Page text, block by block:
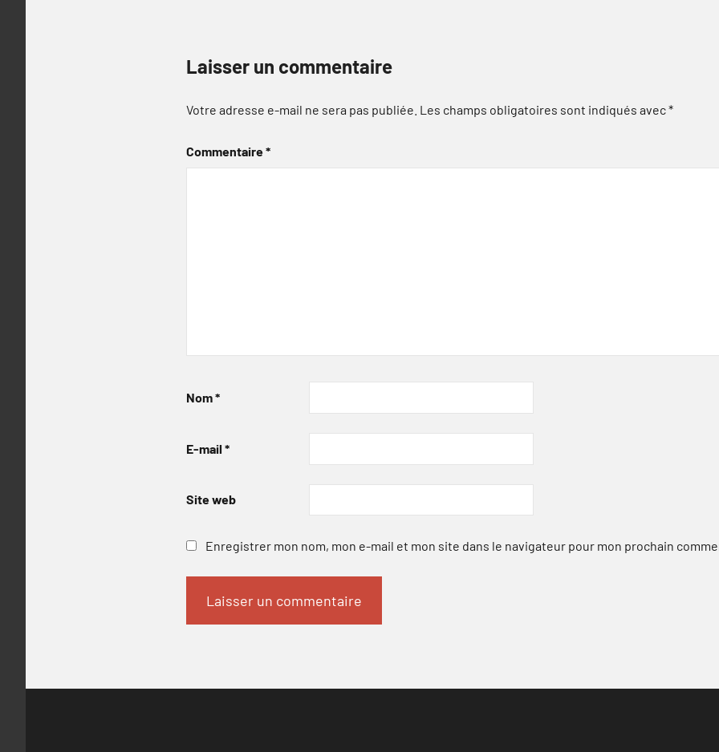
Laisser un commentaire
Votre adresse e-mail ne sera pas publiée. Les champs obligatoires sont indiqués avec*
Commentaire*
Nom*
E-mail *
Site web
Enregistrer mon nom, mon e-mail et mon site dans le navigateur pour mon prochain